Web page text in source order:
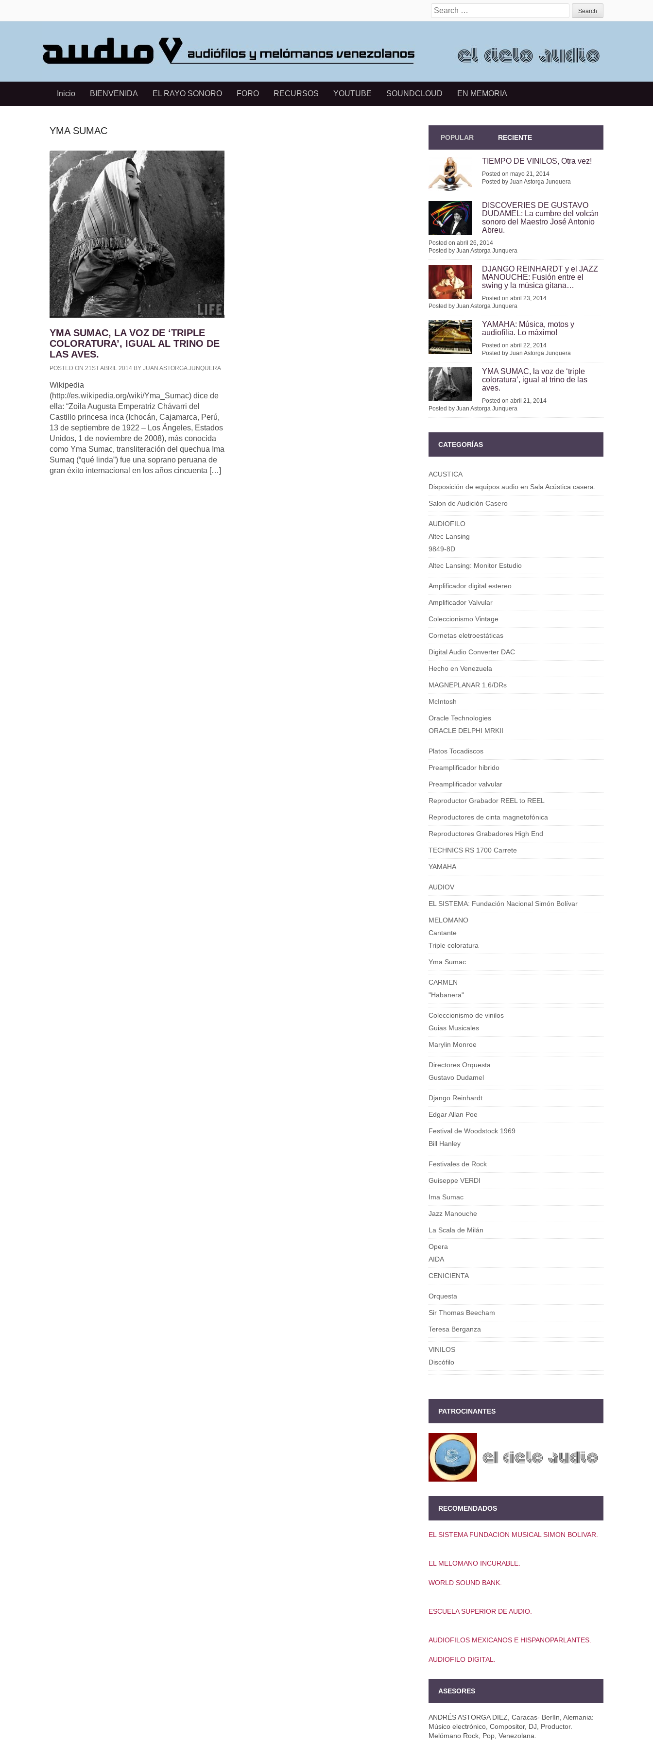
Search for:
Inicio BIENVENIDA EL RAYO SONORO FORO RECURSOS YOUTUBE SOUNDCLOUD EN MEMORIA
YMA SUMAC
YMA SUMAC, LA VOZ DE ‘TRIPLE
COLORATURA’, IGUAL AL TRINO DE
LAS AVES.
POSTED ON 21ST ABRIL 2014 BY JUAN ASTORGA JUNQUERA
Wikipedia
(http://es.wikipedia.org/wiki/Yma_Sumac) dice de
ella: “Zoila Augusta Emperatriz Chávarri del
Castillo princesa inca (Ichocán, Cajamarca, Perú,
13 de septiembre de 1922 – Los Ángeles, Estados
Unidos, 1 de noviembre de 2008), más conocida
como Yma Sumac, transliteración del quechua Ima
Sumaq (“qué linda”) fue una soprano peruana de
gran éxito internacional en los años cincuenta […]
POPULAR RECIENTE
TIEMPO DE VINILOS, Otra vez!
Posted on mayo 21, 2014
Posted by Juan Astorga Junquera
DISCOVERIES DE GUSTAVO
DUDAMEL: La cumbre del volcán
sonoro del Maestro José Antonio
Abreu.
Posted on abril 26, 2014
Posted by Juan Astorga Junquera
DJANGO REINHARDT y el JAZZ
MANOUCHE: Fusión entre el
swing y la música gitana…
Posted on abril 23, 2014
Posted by Juan Astorga Junquera
YAMAHA: Música, motos y
audiofília. Lo máximo!
Posted on abril 22, 2014
Posted by Juan Astorga Junquera
YMA SUMAC, la voz de ‘triple
coloratura’, igual al trino de las
aves.
Posted on abril 21, 2014
Posted by Juan Astorga Junquera
CATEGORÍAS
ACUSTICA
Disposición de equipos audio en Sala Acústica casera.
Salon de Audición Casero
AUDIOFILO
Altec Lansing
9849-8D
Altec Lansing: Monitor Estudio
Amplificador digital estereo
Amplificador Valvular
Coleccionismo Vintage
Cornetas eletroestáticas
Digital Audio Converter DAC
Hecho en Venezuela
MAGNEPLANAR 1.6/DRs
McIntosh
Oracle Technologies
ORACLE DELPHI MRKII
Platos Tocadiscos
Preamplificador hibrido
Preamplificador valvular
Reproductor Grabador REEL to REEL
Reproductores de cinta magnetofónica
Reproductores Grabadores High End
TECHNICS RS 1700 Carrete
YAMAHA
AUDIOV
EL SISTEMA: Fundación Nacional Simón Bolívar
MELOMANO
Cantante
Triple coloratura
Yma Sumac
CARMEN
"Habanera"
Coleccionismo de vinilos
Guias Musicales
Marylin Monroe
Directores Orquesta
Gustavo Dudamel
Django Reinhardt
Edgar Allan Poe
Festival de Woodstock 1969
Bill Hanley
Festivales de Rock
Guiseppe VERDI
Ima Sumac
Jazz Manouche
La Scala de Milán
Opera
AIDA
CENICIENTA
Orquesta
Sir Thomas Beecham
Teresa Berganza
VINILOS
Discófilo
PATROCINANTES
RECOMENDADOS
EL SISTEMA FUNDACION MUSICAL SIMON BOLIVAR.
EL MELOMANO INCURABLE.
WORLD SOUND BANK.
ESCUELA SUPERIOR DE AUDIO.
AUDIOFILOS MEXICANOS E HISPANOPARLANTES.
AUDIOFILO DIGITAL.
ASESORES
ANDRÉS ASTORGA DIEZ, Caracas- Berlín, Alemania:
Músico electrónico, Compositor, DJ, Productor.
Melómano Rock, Pop, Venezolana.